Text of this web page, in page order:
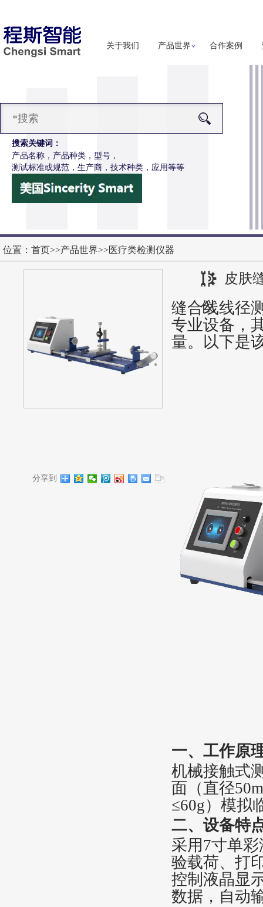
关于我们 产品世界 合作案例
搜索关键词：
产品名称，产品种类，型号，
测试标准或规范，生产商，技术种类，应用等等
电动轮椅车能耗性能测试机
位置： 首页>>产品世界>>医疗类检测仪器
皮肤
仪
分享到
缝合线线径
专业设备，
量。以下是
一、工作原
机械接触式
面（直径
≤60g）模拟
二、 设备特
采用7寸单
验载荷、打
控制液晶显
数据，自动